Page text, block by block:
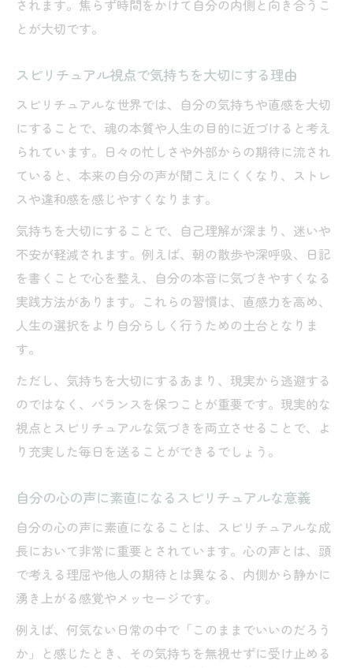
されます。焦らず時間をかけて自分の内側と向き合うこ
とが大切です。
スピリチュアル視点で気持ちを大切にする理由
スピリチュアルな世界では、自分の気持ちや直感を大切
にすることで、魂の本質や人生の目的に近づけると考え
られています。日々の忙しさや外部からの期待に流され
ていると、本来の自分の声が聞こえにくくなり、ストレ
スや違和感を感じやすくなります。
気持ちを大切にすることで、自己理解が深まり、迷いや
不安が軽減されます。例えば、朝の散歩や深呼吸、日記
を書くことで心を整え、自分の本音に気づきやすくなる
実践方法があります。これらの習慣は、直感力を高め、
人生の選択をより自分らしく行うための土台となりま
す。
ただし、気持ちを大切にするあまり、現実から逃避する
のではなく、バランスを保つことが重要です。現実的な
視点とスピリチュアルな気づきを両立させることで、よ
り充実した毎日を送ることができるでしょう。
自分の心の声に素直になるスピリチュアルな意義
自分の心の声に素直になることは、スピリチュアルな成
長において非常に重要とされています。心の声とは、頭
で考える理屈や他人の期待とは異なる、内側から静かに
湧き上がる感覚やメッセージです。
例えば、何気ない日常の中で「このままでいいのだろう
か」と感じたとき、その気持ちを無視せずに受け止める